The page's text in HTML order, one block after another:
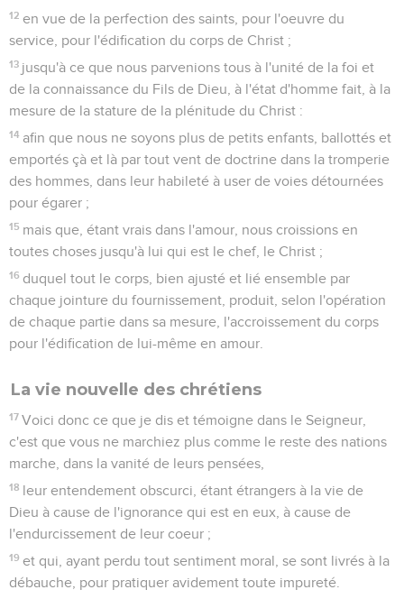
12 en vue de la perfection des saints, pour l'oeuvre du
service, pour l'édification du corps de Christ ;
13 jusqu'à ce que nous parvenions tous à l'unité de la foi et
de la connaissance du Fils de Dieu, à l'état d'homme fait, à la
mesure de la stature de la plénitude du Christ :
14 afin que nous ne soyons plus de petits enfants, ballottés et
emportés çà et là par tout vent de doctrine dans la tromperie
des hommes, dans leur habileté à user de voies détournées
pour égarer ;
15 mais que, étant vrais dans l'amour, nous croissions en
toutes choses jusqu'à lui qui est le chef, le Christ ;
16 duquel tout le corps, bien ajusté et lié ensemble par
chaque jointure du fournissement, produit, selon l'opération
de chaque partie dans sa mesure, l'accroissement du corps
pour l'édification de lui-même en amour.
La vie nouvelle des chrétiens
17 Voici donc ce que je dis et témoigne dans le Seigneur,
c'est que vous ne marchiez plus comme le reste des nations
marche, dans la vanité de leurs pensées,
18 leur entendement obscurci, étant étrangers à la vie de
Dieu à cause de l'ignorance qui est en eux, à cause de
l'endurcissement de leur coeur ;
19 et qui, ayant perdu tout sentiment moral, se sont livrés à la
débauche, pour pratiquer avidement toute impureté.